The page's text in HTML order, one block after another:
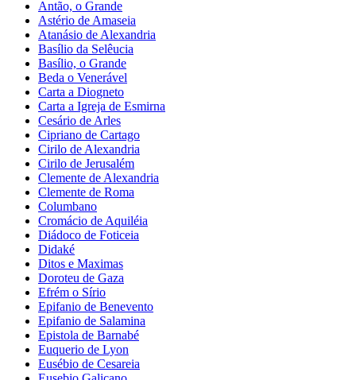
Antão, o Grande
Astério de Amaseia
Atanásio de Alexandria
Basílio da Selêucia
Basílio, o Grande
Beda o Venerável
Carta a Diogneto
Carta a Igreja de Esmirna
Cesário de Arles
Cipriano de Cartago
Cirilo de Alexandria
Cirilo de Jerusalém
Clemente de Alexandria
Clemente de Roma
Columbano
Cromácio de Aquiléia
Diádoco de Foticeia
Didaké
Ditos e Maximas
Doroteu de Gaza
Efrém o Sírio
Epifanio de Benevento
Epifanio de Salamina
Epistola de Barnabé
Euquerio de Lyon
Eusébio de Cesareia